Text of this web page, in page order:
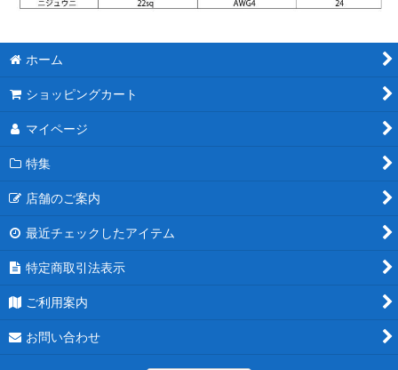
ホーム
ショッピングカート
マイページ
特集
店舗のご案内
最近チェックしたアイテム
特定商取引法表示
ご利用案内
お問い合わせ